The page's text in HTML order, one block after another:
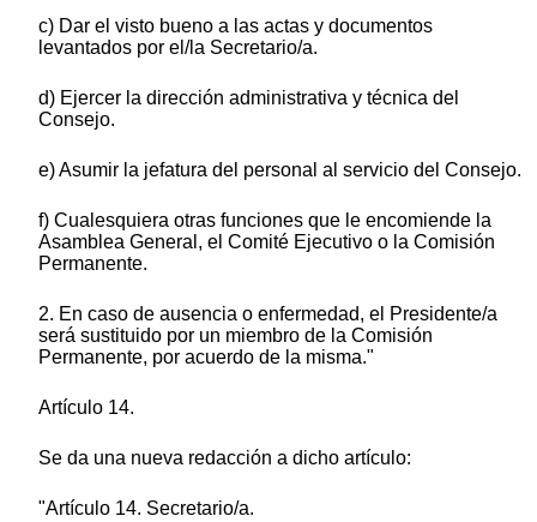
c) Dar el visto bueno a las actas y documentos
levantados por el/la Secretario/a.
d) Ejercer la dirección administrativa y técnica del
Consejo.
e) Asumir la jefatura del personal al servicio del Consejo.
f) Cualesquiera otras funciones que le encomiende la
Asamblea General, el Comité Ejecutivo o la Comisión
Permanente.
2. En caso de ausencia o enfermedad, el Presidente/a
será sustituido por un miembro de la Comisión
Permanente, por acuerdo de la misma."
Artículo 14.
Se da una nueva redacción a dicho artículo:
"Artículo 14. Secretario/a.